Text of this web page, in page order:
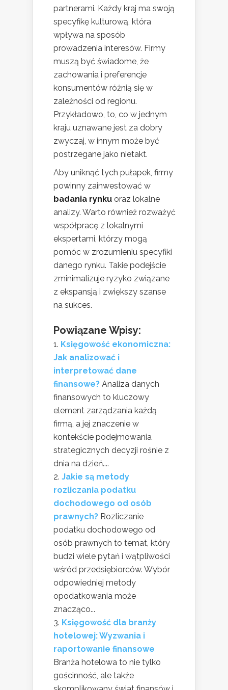
partnerami. Każdy kraj ma swoją
specyfikę kulturową, która
wpływa na sposób
prowadzenia interesów. Firmy
muszą być świadome, że
zachowania i preferencje
konsumentów różnią się w
zależności od regionu.
Przykładowo, to, co w jednym
kraju uznawane jest za dobry
zwyczaj, w innym może być
postrzegane jako nietakt.
Aby uniknąć tych pułapek, firmy
powinny zainwestować w
badania rynku oraz lokalne
analizy. Warto również rozważyć
współpracę z lokalnymi
ekspertami, którzy mogą
pomóc w zrozumieniu specyfiki
danego rynku. Takie podejście
zminimalizuje ryzyko związane
z ekspansją i zwiększy szanse
na sukces.
Powiązane Wpisy:
Księgowość ekonomiczna:
Jak analizować i
interpretować dane
finansowe? Analiza danych
finansowych to kluczowy
element zarządzania każdą
firmą, a jej znaczenie w
kontekście podejmowania
strategicznych decyzji rośnie z
dnia na dzień....
Jakie są metody
rozliczania podatku
dochodowego od osób
prawnych? Rozliczanie
podatku dochodowego od
osób prawnych to temat, który
budzi wiele pytań i wątpliwości
wśród przedsiębiorców. Wybór
odpowiedniej metody
opodatkowania może
znacząco...
Księgowość dla branży
hotelowej: Wyzwania i
raportowanie finansowe
Branża hotelowa to nie tylko
gościnność, ale także